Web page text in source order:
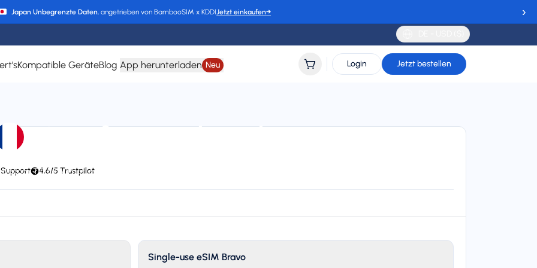
Japan Unbegrenzte Daten, angetrieben von BambooSIM x KDDIJetzt einkaufen→ ›
Kompatible GeräteBlog App herunterladen Neu Login Jetzt bestellen
eSIM für Frankreich
TELE2, VIPnet, cyta, O2, Vodafone, 3 DK, Telenor, TDC, AS EMT, DNA, Telia, NOVA, Landsiminn, Three, Meteor, TIM,
4,6/5 Trustpilot
Single-use eSIM Bravo